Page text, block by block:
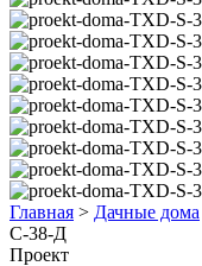
Главная > Дачные дома
С-38-Д
Проект